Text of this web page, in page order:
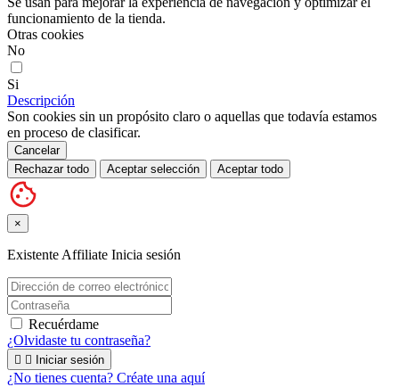
funcionamiento de la tienda.
Otras cookies
No
Si
Descripción
Son cookies sin un propósito claro o aquellas que todavía estamos
en proceso de clasificar.
Cancelar
Rechazar todo
Aceptar selección Aceptar todo
×
Existente Affiliate Inicia sesión
Recuérdame
¿Olvidaste tu contraseña?
  Iniciar sesión
¿No tienes cuenta? Créate una aquí